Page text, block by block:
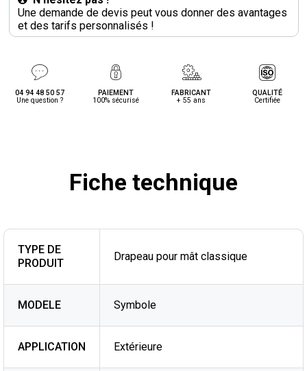
Une demande de devis peut vous donner des avantages
et des tarifs personnalisés !
04 94 48 50 57
Une question ?
PAIEMENT
100% sécurisé
FABRICANT
+ 55 ans
QUALITÉ
Certifiée
Fiche technique
TYPE DE
PRODUIT
Drapeau pour mât classique
MODELE Symbole
APPLICATION Extérieure